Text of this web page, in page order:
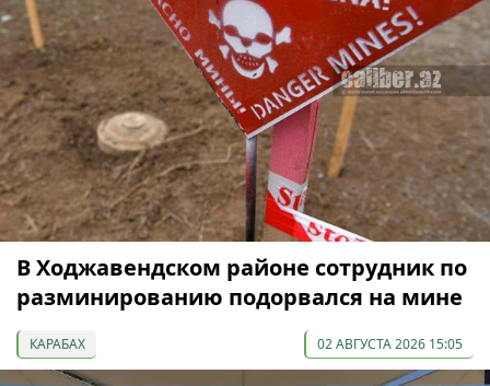
В Ходжавендском районе сотрудник по
разминированию подорвался на мине
КАРАБАХ 02 АВГУСТА 2026 15:05